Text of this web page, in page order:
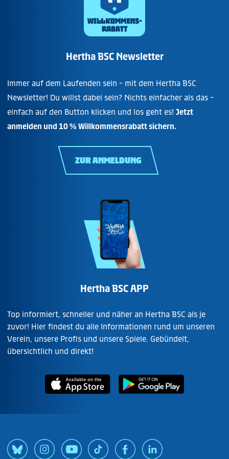
Hertha BSC Newsletter
Immer auf dem Laufenden sein - mit dem Hertha BSC
Newsletter! Du willst dabei sein? Nichts einfacher als das -
einfach auf den Button klicken und los geht es! Jetzt
anmelden und 10 % Willkommensrabatt sichern.
ZUR ANMELDUNG
Hertha BSC APP
Top informiert, schneller und näher an Hertha BSC als je
zuvor! Hier findest du alle Informationen rund um unseren
Verein, unsere Profis und unsere Spiele. Gebündelt,
übersichtlich und direkt!